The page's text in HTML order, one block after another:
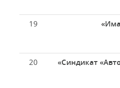
19
20
«Синдикат